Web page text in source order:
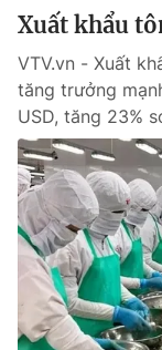
Xuất khẩu
VTV.vn - Xuất
tăng trưởng
USD, tăng 23%